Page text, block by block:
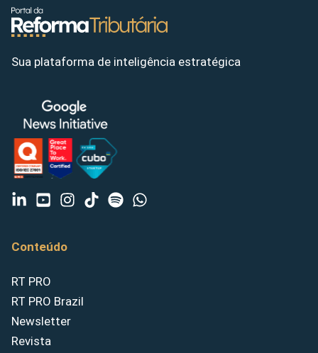
Sua plataforma de inteligência estratégica
Conteúdo
RT PRO
RT PRO Brazil
Newsletter
Revista